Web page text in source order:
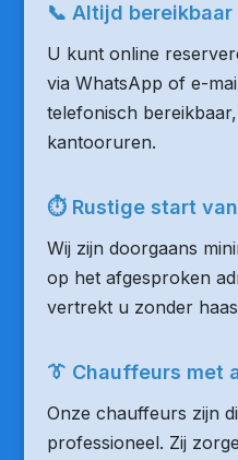
📞 Altijd bereikbaar
U kunt online
via WhatsApp of e-
telefonisch
kantooruren.
⏱ Rustige start
Wij zijn doorgaans
op het afgesproken
vertrekt u zonder
👔 Chauffeurs met
Onze chauffeurs zijn
professioneel. Zij